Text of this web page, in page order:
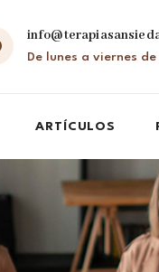
De lunes a viernes de
ARTÍCULOS